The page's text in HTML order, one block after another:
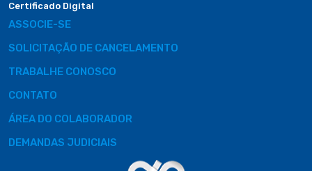
Certificado Digital
ASSOCIE-SE
SOLICITAÇÃO DE CANCELAMENTO
TRABALHE CONOSCO
CONTATO
ÁREA DO COLABORADOR
DEMANDAS JUDICIAIS